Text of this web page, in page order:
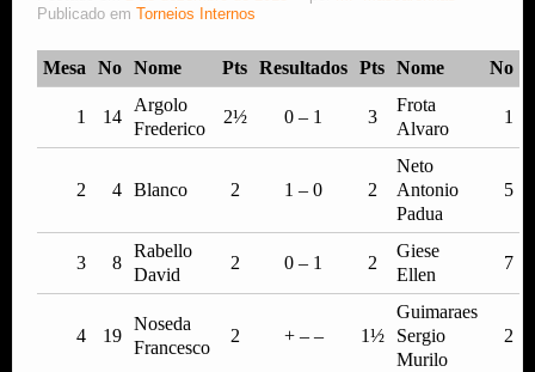
Publicado em
Torneios Internos
Mesa No Nome Pts Resultados Pts Nome No
1 14
Argolo
Frederico
2½ 0 – 1 3
Frota
Alvaro
1
2 4 Blanco 2 1 – 0 2
Neto
Antonio
Padua
5
3 8
Rabello
David
2 0 – 1 2
Giese
Ellen
7
4 19
Noseda
Francesco
2 + – – 1½
Guimaraes
Sergio
Murilo
2